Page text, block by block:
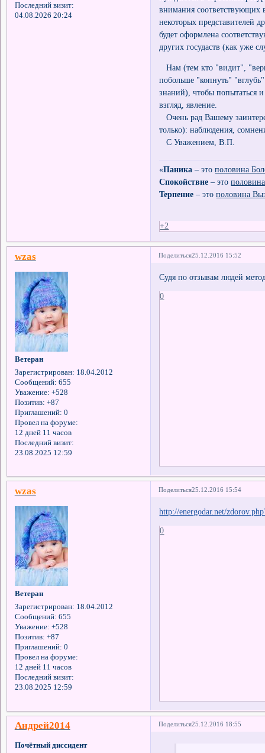
Последний визит:
04.08.2026 20:24
внимания
некоторых представителей
будет оформлена
других госудаств (как уже
Нам (тем кто "видит",
побольше "копнуть"
знаний), чтобы попытаться
взгляд, явление.
Очень рад Вашему
только): наблюдения,
С Уважением, В.П.
«Паника – этополовина
Спокойствие – это
Терпение – этополовина
+2
Поделиться25.12.2016 15:52
wzas
Ветеран
Зарегистрирован: 18.04.2012
Сообщений: 655
Уважение: +528
Позитив: +87
Приглашений: 0
Провел на форуме:
12 дней 11 часов
Последний визит:
23.08.2025 12:59
Судя по отзывам людей
0
Поделиться25.12.2016 15:54
wzas
Ветеран
Зарегистрирован: 18.04.2012
Сообщений: 655
Уважение: +528
Позитив: +87
Приглашений: 0
Провел на форуме:
12 дней 11 часов
Последний визит:
23.08.2025 12:59
http://energodar.net/
0
Поделиться25.12.2016 18:55
Андрей2014
Почётный диссидент